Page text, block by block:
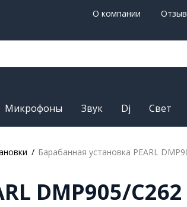
О компании
Микрофоны Звук Dj Свет
Барабанная установка PEARL
DMP905/C262